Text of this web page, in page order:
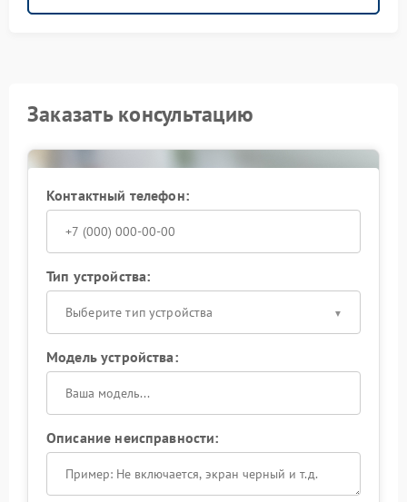
Заказать консультацию
Контактный телефон:
Тип устройства:
Выберите тип устройства
Модель устройства:
Описание неисправности: